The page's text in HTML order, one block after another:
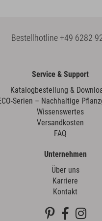
Bestellhotline+49 6282
Service & Support
Katalogbestellung &
Serien – Nachhaltige
Wissenswertes
Versandkosten
FAQ
Unternehmen
Über uns
Karriere
Kontakt